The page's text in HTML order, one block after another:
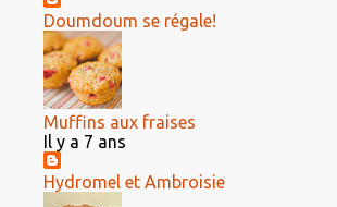
Doumdoum se régale!
Muffins aux fraises
Il y a 7 ans
Hydromel et Ambroisie